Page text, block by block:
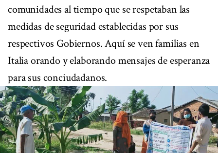
comunidades al tiempo que se respetaban las
medidas de seguridad establecidas por sus
respectivos Gobiernos. Aquí se ven familias en
Italia orando y elaborando mensajes de esperanza
para sus conciudadanos.